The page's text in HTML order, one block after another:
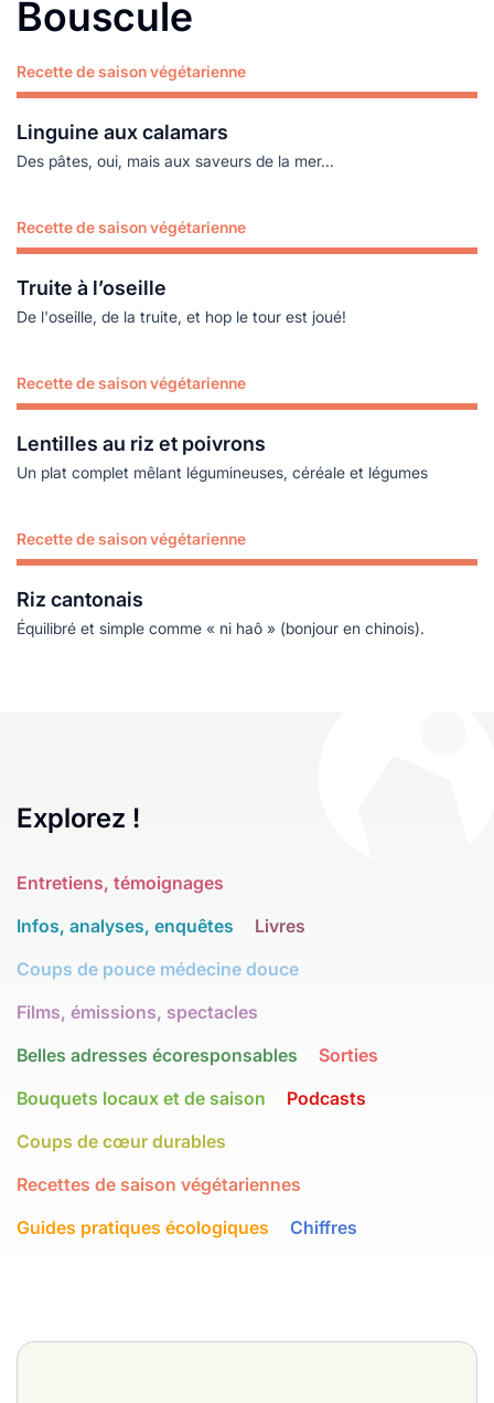
Bouscule
Recette de saison végétarienne
Linguine aux calamars
Des pâtes, oui, mais aux saveurs de la mer...
Lire plus
Recette de saison végétarienne
Truite à l’oseille
De l'oseille, de la truite, et hop le tour est joué!
Lire plus
Recette de saison végétarienne
Lentilles au riz et poivrons
Un plat complet mêlant légumineuses, céréale et légumes
Lire plus
Recette de saison végétarienne
Riz cantonais
Équilibré et simple comme « ni haô » (bonjour en chinois).
Lire plus
Explorez !
Entretiens, témoignages
Infos, analyses, enquêtes
Livres
Coups de pouce médecine douce
Films, émissions, spectacles
Belles adresses écoresponsables
Sorties
Bouquets locaux et de saison
Podcasts
Coups de cœur durables
Recettes de saison végétariennes
Guides pratiques écologiques
Chiffres